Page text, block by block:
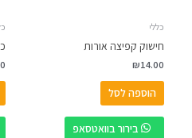
כללי
חישוק קפיצה אורות
₪14.00
הוספה לסל
בירור בוואטסאפ